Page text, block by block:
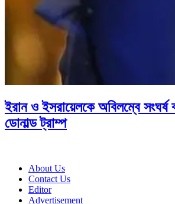
ইরান ও ইসরায়েলকে অবিলম্বে
ডোনাল্ড ট্রাম্প
About Us
Contact Us
Editor
Advertisement